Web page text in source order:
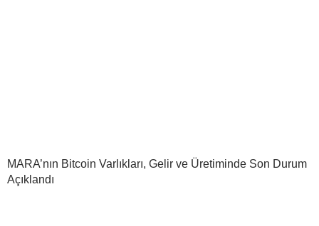
MARA’nın Bitcoin Varlıkları, Gelir ve Üretiminde Son Durum
Açıklandı